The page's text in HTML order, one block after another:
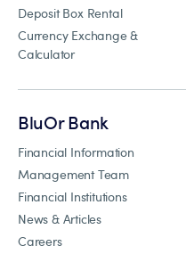
Deposit Box Rental
Currency Exchange &
Calculator
BluOr Bank
Financial Information
Management Team
Financial Institutions
News & Articles
Careers